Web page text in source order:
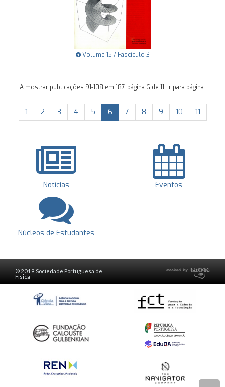
Volume 15 / Fascículo 3
A mostrar publicações 91-108 em 187, página 6 de 11. Ir para página:
1 2 3 4 5 6 7 8 9 10 11
Notícias Eventos
Núcleos de Estudantes
© 2019 Sociedade Portuguesa de
Física